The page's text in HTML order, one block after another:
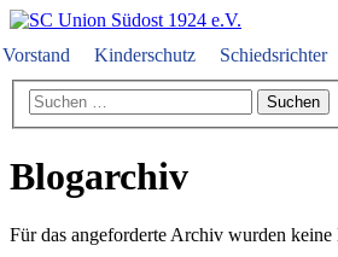
Vorstand Kinderschutz Schiedsrichter
Blogarchiv
Für das angeforderte Archiv wurden keine